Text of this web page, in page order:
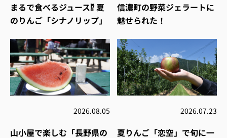
まるで食べるジュース⁉︎ 夏
のりんご「シナノリップ」
信濃町の野菜ジェラートに
魅せられた！
2026.08.05
山小屋で楽しむ「長野県の
2026.07.23
夏りんご「恋空」で旬に一